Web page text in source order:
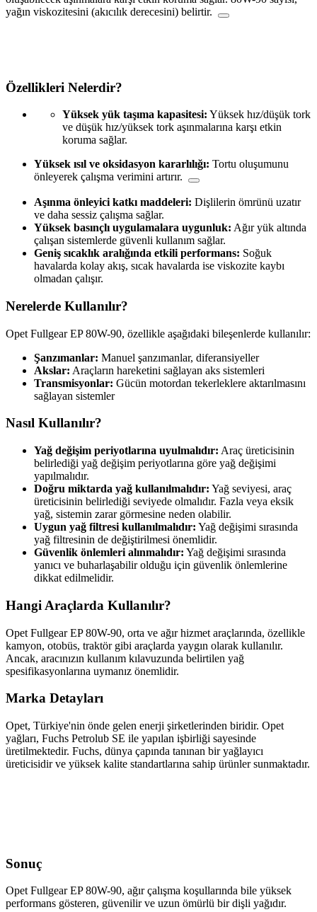
yağın viskozitesini (akıcılık derecesini) belirtir.
Özellikleri Nelerdir?
Yüksek yük taşıma kapasitesi: Yüksek hız/düşük tork
ve düşük hız/yüksek tork aşınmalarına karşı etkin
koruma sağlar.
Yüksek ısıl ve oksidasyon kararlılığı: Tortu oluşumunu
önleyerek çalışma verimini artırır.
Aşınma önleyici katkı maddeleri: Dişlilerin ömrünü uzatır
ve daha sessiz çalışma sağlar.
Yüksek basınçlı uygulamalara uygunluk: Ağır yük altında
çalışan sistemlerde güvenli kullanım sağlar.
Geniş sıcaklık aralığında etkili performans: Soğuk
havalarda kolay akış, sıcak havalarda ise viskozite kaybı
olmadan çalışır.
Nerelerde Kullanılır?
Opet Fullgear EP 80W-90, özellikle aşağıdaki bileşenlerde kullanılır:
Şanzımanlar: Manuel şanzımanlar, diferansiyeller
Akslar: Araçların hareketini sağlayan aks sistemleri
Transmisyonlar: Gücün motordan tekerleklere aktarılmasını
sağlayan sistemler
Nasıl Kullanılır?
Yağ değişim periyotlarına uyulmalıdır: Araç üreticisinin
belirlediği yağ değişim periyotlarına göre yağ değişimi
yapılmalıdır.
Doğru miktarda yağ kullanılmalıdır: Yağ seviyesi, araç
üreticisinin belirlediği seviyede olmalıdır. Fazla veya eksik
yağ, sistemin zarar görmesine neden olabilir.
Uygun yağ filtresi kullanılmalıdır: Yağ değişimi sırasında
yağ filtresinin de değiştirilmesi önemlidir.
Güvenlik önlemleri alınmalıdır: Yağ değişimi sırasında
yanıcı ve buharlaşabilir olduğu için güvenlik önlemlerine
dikkat edilmelidir.
Hangi Araçlarda Kullanılır?
Opet Fullgear EP 80W-90, orta ve ağır hizmet araçlarında, özellikle
kamyon, otobüs, traktör gibi araçlarda yaygın olarak kullanılır.
Ancak, aracınızın kullanım kılavuzunda belirtilen yağ
spesifikasyonlarına uymanız önemlidir.
Marka Detayları
Opet, Türkiye'nin önde gelen enerji şirketlerinden biridir. Opet
yağları, Fuchs Petrolub SE ile yapılan işbirliği sayesinde
üretilmektedir. Fuchs, dünya çapında tanınan bir yağlayıcı
üreticisidir ve yüksek kalite standartlarına sahip ürünler sunmaktadır.
Sonuç
Opet Fullgear EP 80W-90, ağır çalışma koşullarında bile yüksek
performans gösteren, güvenilir ve uzun ömürlü bir dişli yağıdır.